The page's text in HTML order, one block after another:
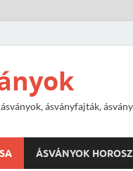
ásványfajták,
ÁSVÁNYOK